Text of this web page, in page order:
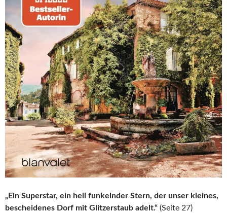
„Ein Superstar, ein hell funkelnder Stern, der unser kleines,
bescheidenes Dorf mit Glitzerstaub adelt.“ (Seite 27)